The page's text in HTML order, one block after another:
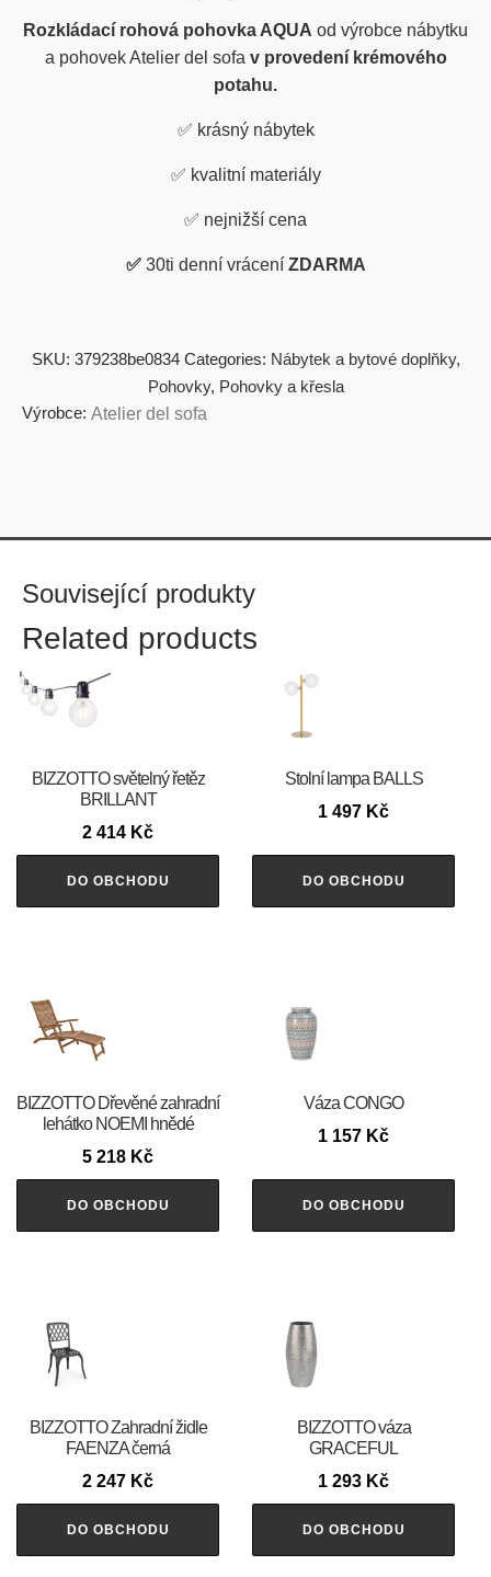
Rozkládací rohová pohovka AQUA od výrobce nábytku
a pohovek Atelier del sofa v provedení krémového
potahu.
✅ krásný nábytek
✅ kvalitní materiály
✅ nejnižší cena
✅ 30ti denní vrácení ZDARMA
SKU: 379238be0834 Categories: Nábytek a bytové doplňky,
Pohovky, Pohovky a křesla
Výrobce: Atelier del sofa
Související produkty
Related products
BIZZOTTO světelný řetěz
BRILLANT
2 414 Kč
DO OBCHODU
Stolní lampa BALLS
1 497 Kč
DO OBCHODU
BIZZOTTO Dřevěné zahradní
lehátko NOEMI hnědé
5 218 Kč
DO OBCHODU
Váza CONGO
1 157 Kč
DO OBCHODU
BIZZOTTO Zahradní židle
FAENZA černá
2 247 Kč
DO OBCHODU
BIZZOTTO váza
GRACEFUL
1 293 Kč
DO OBCHODU